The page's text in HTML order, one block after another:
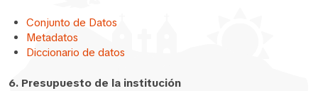
Conjunto de Datos
Metadatos
Diccionario de datos
6. Presupuesto de la institución